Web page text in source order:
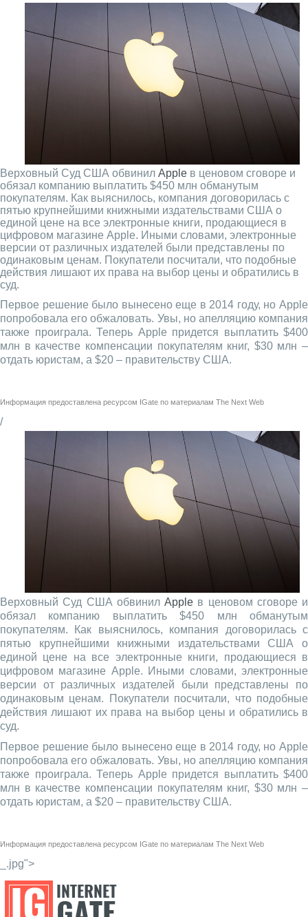
Верховный Суд США обвинил Apple в ценовом сговоре и
обязал компанию выплатить $450 млн обманутым
покупателям. Как выяснилось, компания договорилась с
пятью крупнейшими книжными издательствами США о
единой цене на все электронные книги, продающиеся в
цифровом магазине Apple. Иными словами, электронные
версии от различных издателей были представлены по
одинаковым ценам. Покупатели посчитали, что подобные
действия лишают их права на выбор цены и обратились в
суд.
Первое решение было вынесено еще в 2014 году, но Apple
попробовала его обжаловать. Увы, но апелляцию компания
также проиграла. Теперь Apple придется выплатить $400
млн в качестве компенсации покупателям книг, $30 млн –
отдать юристам, а $20 – правительству США.
Информация предоставлена ресурсом IGate по материалам The Next Web
/
Верховный Суд США обвинил Apple в ценовом сговоре и
обязал компанию выплатить $450 млн обманутым
покупателям. Как выяснилось, компания договорилась с
пятью крупнейшими книжными издательствами США о
единой цене на все электронные книги, продающиеся в
цифровом магазине Apple. Иными словами, электронные
версии от различных издателей были представлены по
одинаковым ценам. Покупатели посчитали, что подобные
действия лишают их права на выбор цены и обратились в
суд.
Первое решение было вынесено еще в 2014 году, но Apple
попробовала его обжаловать. Увы, но апелляцию компания
также проиграла. Теперь Apple придется выплатить $400
млн в качестве компенсации покупателям книг, $30 млн –
отдать юристам, а $20 – правительству США.
Информация предоставлена ресурсом IGate по материалам The Next Web
_.jpg">